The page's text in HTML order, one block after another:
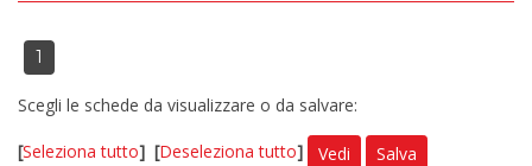
1
Scegli le schede da visualizzare o da salvare:
[Seleziona tutto] [Deseleziona tutto] Vedi Salva